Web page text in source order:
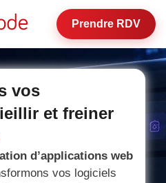
Prendre RDV
vos
et freiner
d’applications web
vos logiciels